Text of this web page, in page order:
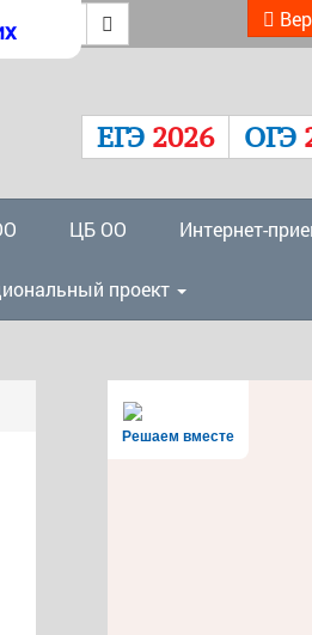
ЕГЭ 2026 ОГЭ
ЦБ ОО Интернет-
проект
Решаем вместе